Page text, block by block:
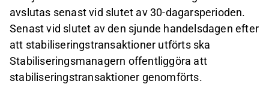
avslutas senast vid slutet av 30-dagarsperioden.
Senast vid slutet av den sjunde handelsdagen efter
att stabiliseringstransaktioner utförts ska
Stabiliseringsmanagern offentliggöra att
stabiliseringstransaktioner genomförts.